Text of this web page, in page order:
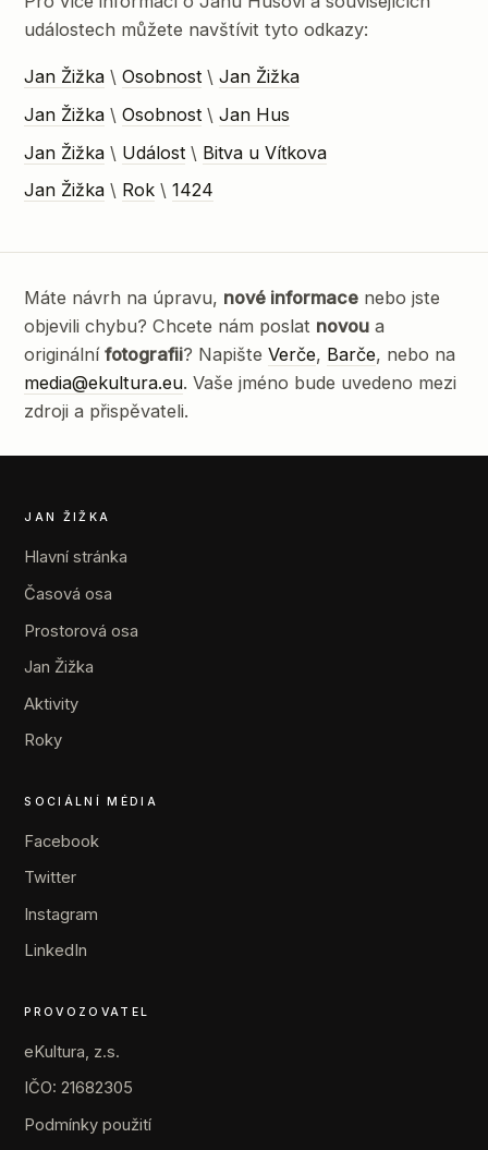
událostech můžete navštívit tyto odkazy:
Jan Žižka \Osobnost \Jan Žižka
Jan Žižka \Osobnost \Jan Hus
Jan Žižka \ Událost \ Bitva u Vítkova
Jan Žižka \ Rok \1424
Máte návrh na úpravu, nové informace nebo jste
objevili chybu? Chcete nám poslat novou a
originálnífotografii? NapišteVerče, Barče, nebo na
media@ekultura.eu. Vaše jméno bude uvedeno mezi
zdroji a přispěvateli.
JAN ŽIŽKA
Hlavní stránka
Časová osa
Prostorová osa
Jan Žižka
Aktivity
Roky
SOCIÁLNÍ MÉDIA
Facebook
Twitter
Instagram
LinkedIn
PROVOZOVATEL
eKultura, z.s.
IČO: 21682305
Podmínky použití